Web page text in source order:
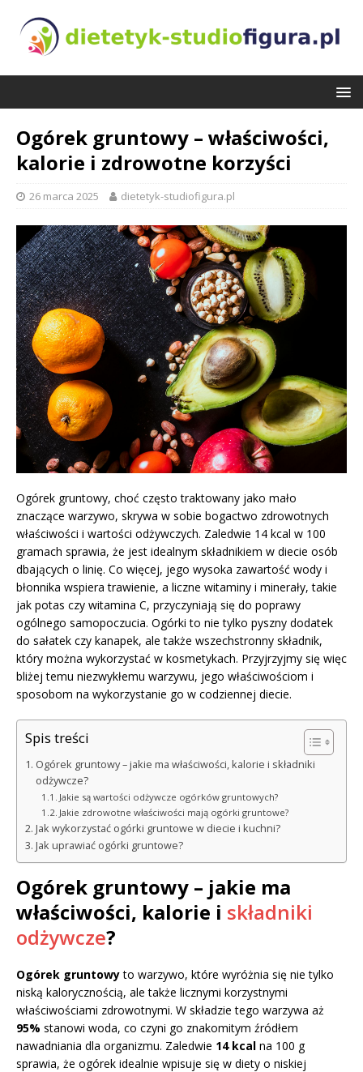
Ogórek gruntowy – właściwości,
kalorie i zdrowotne korzyści
26 marca 2025 dietetyk-studiofigura.pl
Ogórek gruntowy, choć często traktowany jako mało
znaczące warzywo, skrywa w sobie bogactwo zdrowotnych
właściwości i wartości odżywczych. Zaledwie 14 kcal w 100
gramach sprawia, że jest idealnym składnikiem w diecie osób
dbających o linię. Co więcej, jego wysoka zawartość wody i
błonnika wspiera trawienie, a liczne witaminy i minerały, takie
jak potas czy witamina C, przyczyniają się do poprawy
ogólnego samopoczucia. Ogórki to nie tylko pyszny dodatek
do sałatek czy kanapek, ale także wszechstronny składnik,
który można wykorzystać w kosmetykach. Przyjrzyjmy się więc
bliżej temu niezwykłemu warzywu, jego właściwościom i
sposobom na wykorzystanie go w codziennej diecie.
Spis treści
Ogórek gruntowy – jakie ma właściwości, kalorie i składniki
odżywcze?
Jakie są wartości odżywcze ogórków gruntowych?
Jakie zdrowotne właściwości mają ogórki gruntowe?
Jak wykorzystać ogórki gruntowe w diecie i kuchni?
Jak uprawiać ogórki gruntowe?
Ogórek gruntowy – jakie ma
właściwości, kalorie i składniki
odżywcze?
Ogórek gruntowyto warzywo, które wyróżnia się nie tylko
niską kalorycznością, ale także licznymi korzystnymi
właściwościami zdrowotnymi. W składzie tego warzywa aż
95% stanowi woda, co czyni go znakomitym źródłem
nawadniania dla organizmu. Zaledwie 14 kcal na 100 g
sprawia, że ogórek idealnie wpisuje się w diety o niskiej